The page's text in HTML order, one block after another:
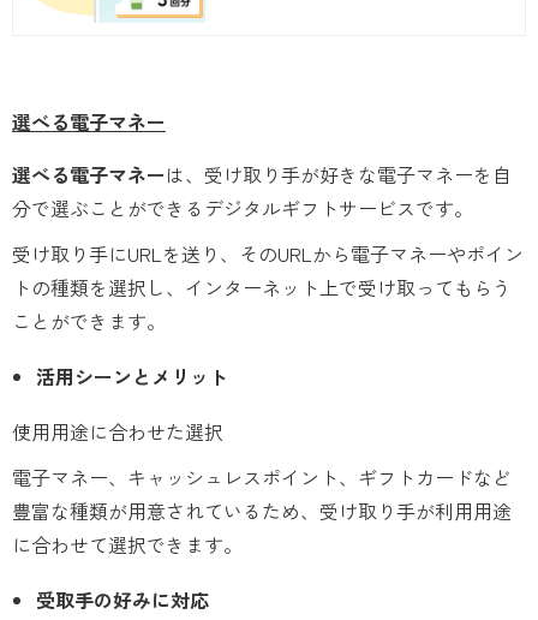
選べる電子マネー
選べる電子マネーは、受け取り手が好きな電子マネーを自
分で選ぶことができるデジタルギフトサービスです。
受け取り手にURLを送り、そのURLから電子マネーやポイン
トの種類を選択し、インターネット上で受け取ってもらう
ことができます。
活用シーンとメリット
使用用途に合わせた選択
電子マネー、キャッシュレスポイント、ギフトカードなど
豊富な種類が用意されているため、受け取り手が利用用途
に合わせて選択できます。
受取手の好みに対応